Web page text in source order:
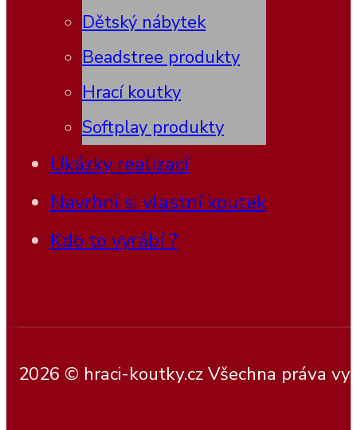
Dětský nábytek
Beadstree produkty
Hrací koutky
Softplay produkty
Ukázky realizací
Navrhni si vlastní koutek
Kdo to vyrábí ?
2026 © hraci-koutky.cz Všechna práva